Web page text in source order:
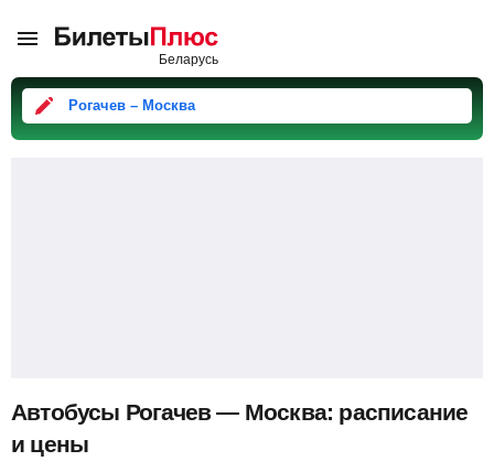
Рогачев – Москва
Автобусы Рогачев — Москва: расписание
и цены